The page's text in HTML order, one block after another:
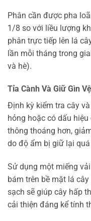
Phân cần được pha
1/8 so với liều lượng
phân trực tiếp lên lá
lần mỗi tháng trong
và hè).
Tỉa Cành Và Giữ Gìn
Định kỳ kiểm tra cây
hỏng hoặc có dấu
thông thoáng hơn,
do độ ẩm bị giữ lại
Sử dụng một miếng
bám trên bề mặt lá
sạch sẽ giúp cây hấp
cải thiện đáng kể tính